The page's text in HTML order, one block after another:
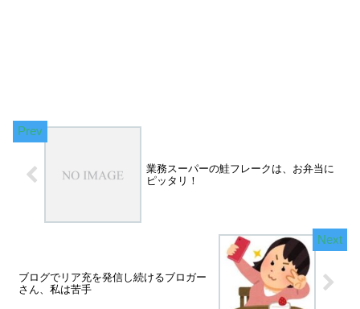
業務スーパーの鮭フレークは、お弁当に
ピッタリ！
ブログでリア充を発信し続けるブロガー
さん、私は苦手